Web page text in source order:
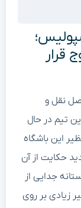
پرسپولیس؛
نقل و
تیم در حال
این باشگاه
حکایت از آن
جدایی از
زیادی بر روی